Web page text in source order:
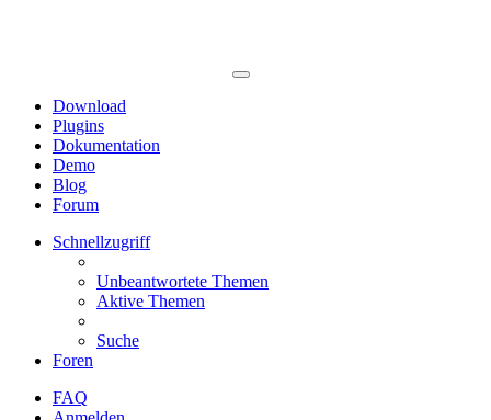
Download
Plugins
Dokumentation
Demo
Blog
Forum
Schnellzugriff
Unbeantwortete Themen
Aktive Themen
Suche
Foren
FAQ